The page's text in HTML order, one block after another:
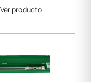
Ver producto